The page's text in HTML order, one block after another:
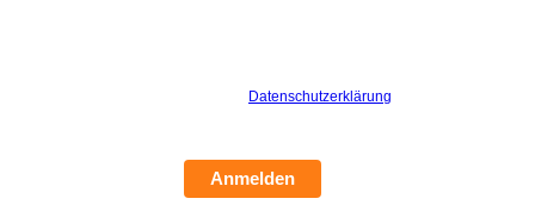
Datenschutzerklärung
Anmelden